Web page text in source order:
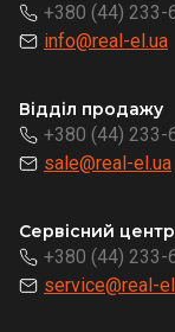
+380 (44) 233-
info@real-el.ua
Відділ продажу
+380 (44) 233-
sale@real-el.ua
Сервісний центр
+380 (44) 233-
service@real-